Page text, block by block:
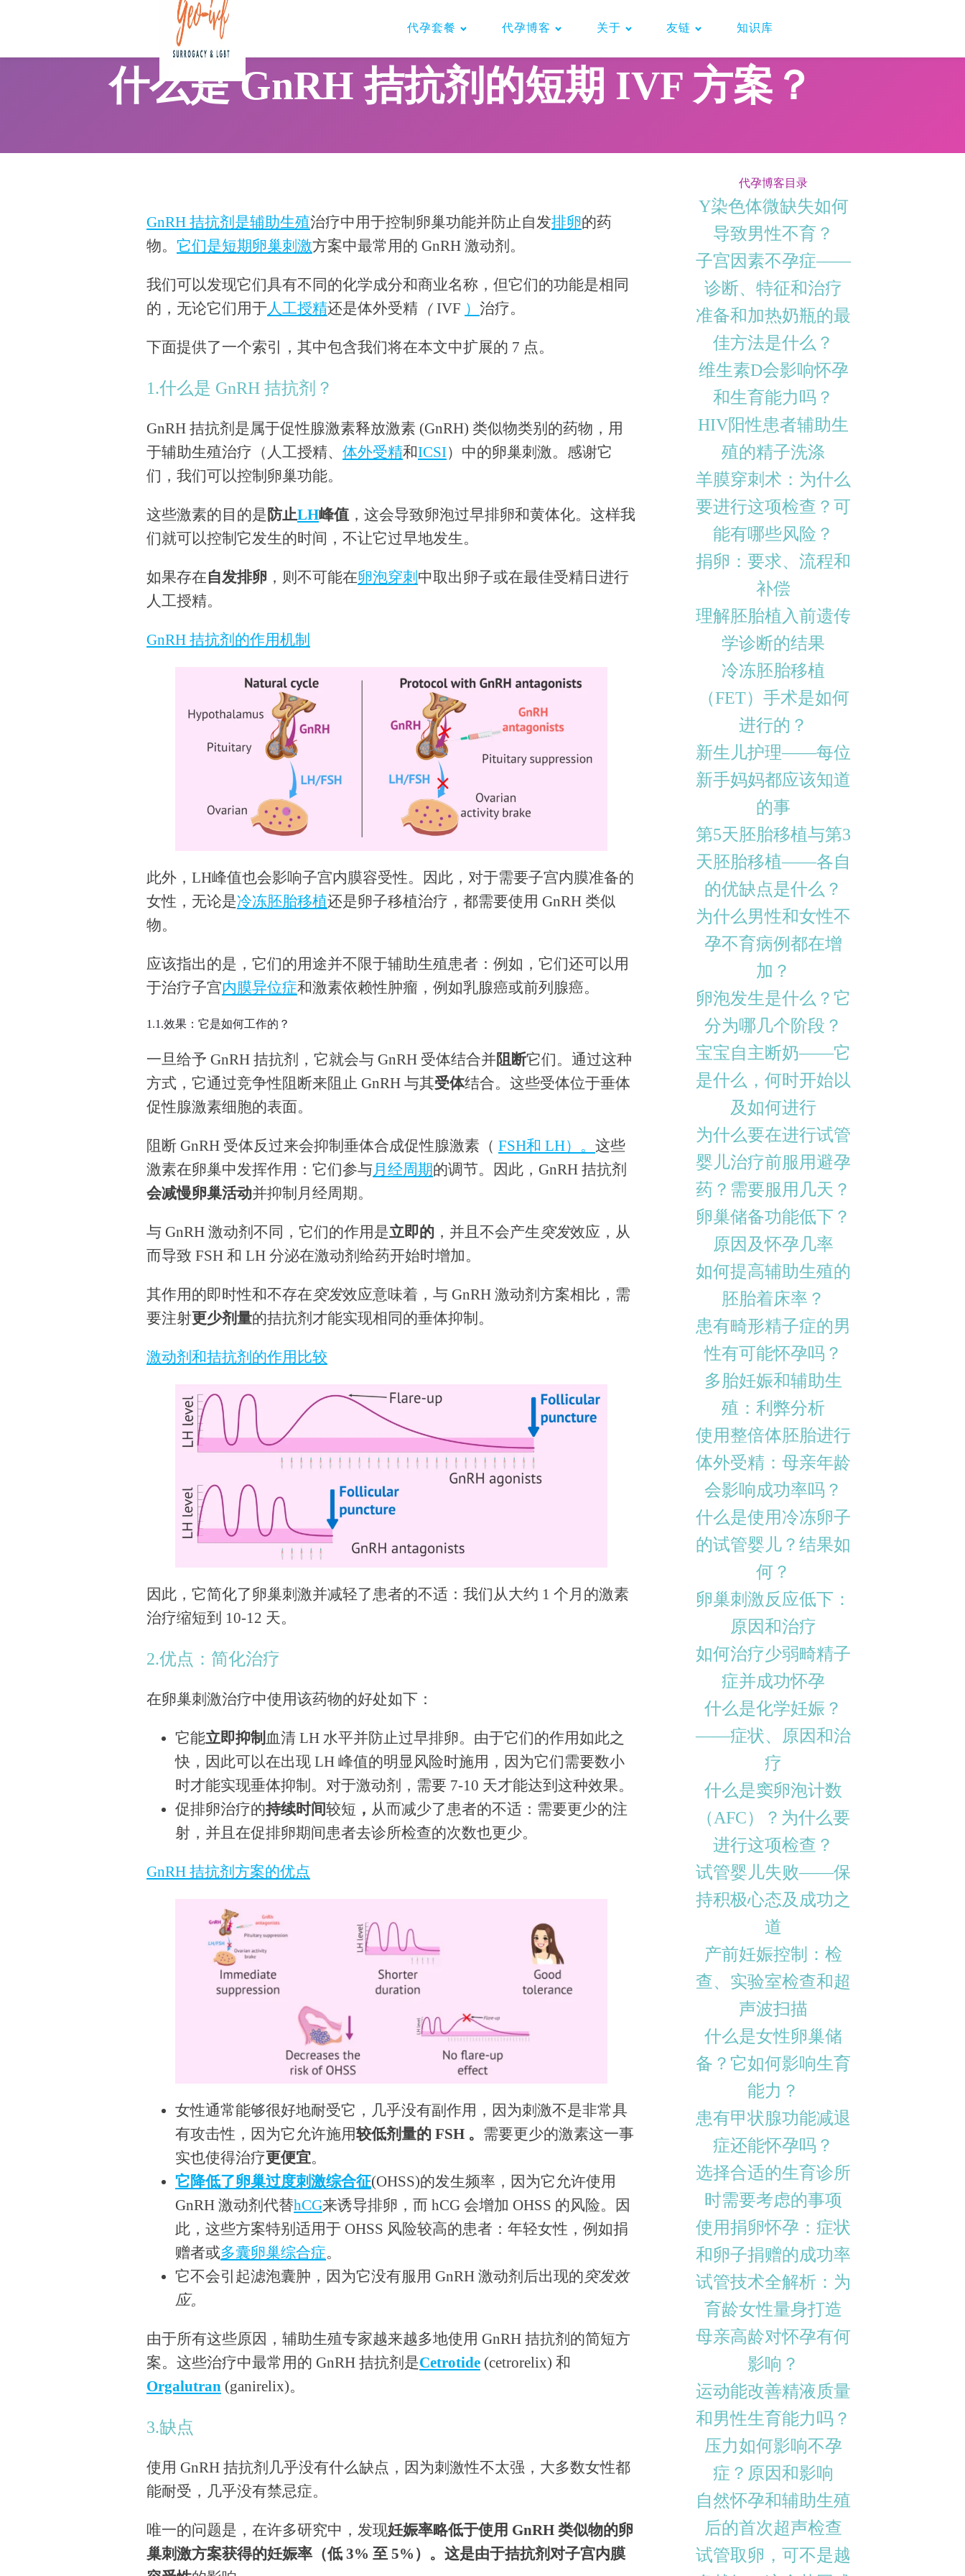
代孕套餐 代孕博客 关于 友链 知识库
什么是 GnRH 拮抗剂的短期 IVF 方案？
GnRH 拮抗剂是辅助生殖治疗中用于控制卵巢功能并防止自发排卵的药
物。 它们是短期卵巢刺激方案中最常用的 GnRH 激动剂。
我们可以发现它们具有不同的化学成分和商业名称，但它们的功能是相同
的，无论它们用于人工授精还是体外受精 （ IVF ） 治疗。
下面提供了一个索引，其中包含我们将在本文中扩展的 7 点。
1.什么是 GnRH 拮抗剂？
GnRH 拮抗剂是属于促性腺激素释放激素 (GnRH) 类似物类别的药物，用
于辅助生殖治疗（人工授精、 体外受精和ICSI）中的卵巢刺激。感谢它
们，我们可以控制卵巢功能。
这些激素的目的是防止LH峰值 ，这会导致卵泡过早排卵和黄体化。这样我
们就可以控制它发生的时间，不让它过早地发生。
如果存在自发排卵 ，则不可能在卵泡穿刺 中取出卵子或在最佳受精日进行
人工授精。
GnRH 拮抗剂的作用机制
此外，LH峰值也会影响子宫内膜容受性。因此，对于需要子宫内膜准备的
女性，无论是冷冻胚胎移植还是卵子移植治疗，都需要使用 GnRH 类似
物。
应该指出的是，它们的用途并不限于辅助生殖患者：例如，它们还可以用
于治疗子宫内膜异位症和激素依赖性肿瘤，例如乳腺癌或前列腺癌。
1.1.效果：它是如何工作的？
一旦给予 GnRH 拮抗剂，它就会与 GnRH 受体结合并阻断它们。通过这种
方式，它通过竞争性阻断来阻止 GnRH 与其受体结合。这些受体位于垂体
促性腺激素细胞的表面。
阻断 GnRH 受体反过来会抑制垂体合成促性腺激素（ FSH和 LH）。 这些
激素在卵巢中发挥作用：它们参与月经周期的调节。因此，GnRH 拮抗剂
会减慢卵巢活动并抑制月经周期。
与 GnRH 激动剂不同，它们的作用是立即的 ，并且不会产生突发效应，从
而导致 FSH 和 LH 分泌在激动剂给药开始时增加。
其作用的即时性和不存在突发效应意味着，与 GnRH 激动剂方案相比，需
要注射更少剂量的拮抗剂才能实现相同的垂体抑制。
激动剂和拮抗剂的作用比较
因此，它简化了卵巢刺激并减轻了患者的不适：我们从大约 1 个月的激素
治疗缩短到 10-12 天。
2.优点：简化治疗
在卵巢刺激治疗中使用该药物的好处如下：
它能立即抑制 血清 LH 水平并防止过早排卵。由于它们的作用如此之
快，因此可以在出现 LH 峰值的明显风险时施用，因为它们需要数小
时才能实现垂体抑制。对于激动剂，需要 7-10 天才能达到这种效果。
促排卵治疗的持续时间较短 ， 从而减少了患者的不适：需要更少的注
射，并且在促排卵期间患者去诊所检查的次数也更少。
GnRH 拮抗剂方案的优点
女性通常能够很好地耐受它，几乎没有副作用，因为刺激不是非常具
有攻击性，因为它允许施用较低剂量的 FSH 。 需要更少的激素这一事
实也使得治疗更便宜。
它降低了卵巢过度刺激综合征(OHSS)的发生频率，因为它允许使用
GnRH 激动剂代替hCG来诱导排卵，而 hCG 会增加 OHSS 的风险。因
此，这些方案特别适用于 OHSS 风险较高的患者：年轻女性，例如捐
赠者或多囊卵巢综合症。
它不会引起滤泡囊肿，因为它没有服用 GnRH 激动剂后出现的突发效
应。
由于所有这些原因，辅助生殖专家越来越多地使用 GnRH 拮抗剂的简短方
案。这些治疗中最常用的 GnRH 拮抗剂是Cetrotide (cetrorelix) 和
Orgalutran (ganirelix)。
3.缺点
使用 GnRH 拮抗剂几乎没有什么缺点，因为刺激性不太强，大多数女性都
能耐受，几乎没有禁忌症。
唯一的问题是，在许多研究中，发现妊娠率略低于使用 GnRH 类似物的卵
巢刺激方案获得的妊娠率（低 3% 至 5%）。 这是由于拮抗剂对子宫内膜
代孕博客目录
Y染色体微缺失如何
导致男性不育？
子宫因素不孕症——
诊断、特征和治疗
准备和加热奶瓶的最
佳方法是什么？
维生素D会影响怀孕
和生育能力吗？
HIV阳性患者辅助生
殖的精子洗涤
羊膜穿刺术：为什么
要进行这项检查？可
能有哪些风险？
捐卵：要求、流程和
补偿
理解胚胎植入前遗传
学诊断的结果
冷冻胚胎移植
（FET）手术是如何
进行的？
新生儿护理——每位
新手妈妈都应该知道
的事
第5天胚胎移植与第3
天胚胎移植——各自
的优缺点是什么？
为什么男性和女性不
孕不育病例都在增
加？
卵泡发生是什么？它
分为哪几个阶段？
宝宝自主断奶——它
是什么，何时开始以
及如何进行
为什么要在进行试管
婴儿治疗前服用避孕
药？需要服用几天？
卵巢储备功能低下？
原因及怀孕几率
如何提高辅助生殖的
胚胎着床率？
患有畸形精子症的男
性有可能怀孕吗？
多胎妊娠和辅助生
殖：利弊分析
使用整倍体胚胎进行
体外受精：母亲年龄
会影响成功率吗？
什么是使用冷冻卵子
的试管婴儿？结果如
何？
卵巢刺激反应低下：
原因和治疗
如何治疗少弱畸精子
症并成功怀孕
什么是化学妊娠？
——症状、原因和治
疗
什么是窦卵泡计数
（AFC）？为什么要
进行这项检查？
试管婴儿失败——保
持积极心态及成功之
道
产前妊娠控制：检
查、实验室检查和超
声波扫描
什么是女性卵巢储
备？它如何影响生育
能力？
患有甲状腺功能减退
症还能怀孕吗？
选择合适的生育诊所
时需要考虑的事项
使用捐卵怀孕：症状
和卵子捐赠的成功率
试管技术全解析：为
育龄女性量身打造
母亲高龄对怀孕有何
影响？
运动能改善精液质量
和男性生育能力吗？
压力如何影响不孕
症？原因和影响
自然怀孕和辅助生殖
后的首次超声检查
试管取卵，可不是越